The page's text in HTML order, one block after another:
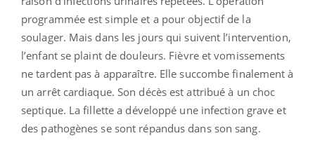
programmée est simple et a pour objectif de la
soulager. Mais dans les jours qui suivent l’intervention,
l’enfant se plaint de douleurs. Fièvre et vomissements
ne tardent pas à apparaître. Elle succombe finalement à
un arrêt cardiaque. Son décès est attribué à un choc
septique. La fillette a développé une infection grave et
des pathogènes se sont répandus dans son sang.